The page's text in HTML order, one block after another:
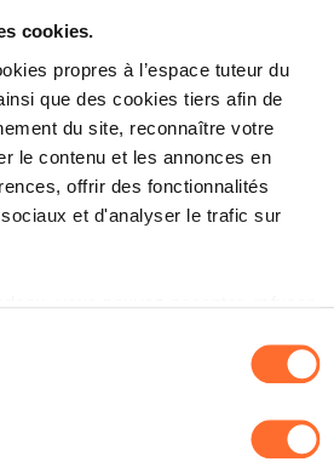
cookies.
propres à l’espace tuteur du
que des cookies tiers afin de
du site, reconnaître votre
le contenu et les annonces en
offrir des fonctionnalités
et d'analyser le trafic sur
strictement nécessaires au
Une description des différents
sous l’onglet « Détails » ci-dessus.
de la mission
fait des choix en tenant
de la mission.
est complète.
est adapté.